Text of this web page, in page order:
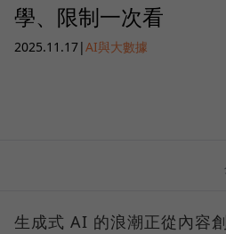
學、限制一次看
2025.11.17|AI與大數據
生成式 AI 的浪潮正從內容